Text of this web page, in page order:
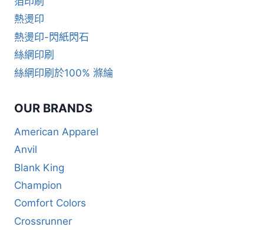
熱燙印
熱燙印-閃紙閃石
絲網印刷
絲網印刷於100% 滌綸
OUR BRANDS
American Apparel
Anvil
Blank King
Champion
Comfort Colors
Crossrunner